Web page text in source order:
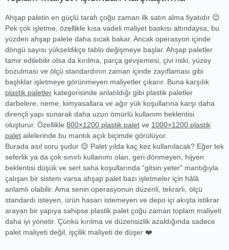
Ahşap paletin en güçlü tarafı çoğu zaman ilk satın alma fiyatıdır 😊
Pek çok işletme, özellikle kısa vadeli maliyet baskısı altındaysa, bu
yüzden ahşap palete daha sıcak bakar. Ancak operasyon içinde
döngü sayısı yükseldikçe tablo değişmeye başlar. Ahşap paletler
tamir edilebilir olsa da kırılma, parça gevşemesi, çivi riski, yüzey
bozulması ve ölçü standardının zaman içinde zayıflaması gibi
başlıklar işletmeye görünmeyen maliyetler çıkarır. Buna karşılık
plastik paletler kategorisinde anlatıldığı gibi plastik paletler
darbelere, neme, kimyasallara ve ağır yük koşullarına karşı daha
dirençli yapı sunarak daha uzun ömürlü kullanım beklentisi
oluşturur. Özellikle 800×1200 plastik palet ve 1000×1200 plastik
palet ailelerinde bu mantık açık biçimde görülüyor.
Burada asıl soru şudur 😌 Palet yılda kaç kez kullanılacak? Eğer tek
seferlik ya da çok sınırlı kullanımı olan, geri dönmeyen, hijyen
beklentisi düşük ve sert saha koşullarında “gitsin yeter” mantığıyla
çalışan bir sistem varsa ahşap palet bazı işletmeler için hâlâ
anlamlı olabilir. Ama senin operasyonun düzenli, tekrarlı, ölçü
standardı isteyen, ürün hasarı istemeyen ve depo içi akışta istikrar
arayan bir yapıya sahipse plastik palet çoğu zaman toplam maliyeti
daha iyi yönetir. Çünkü kırılma ve düzensizlik azaldığında sadece
palet maliyeti değil, işçilik maliyeti de düşer ❤️